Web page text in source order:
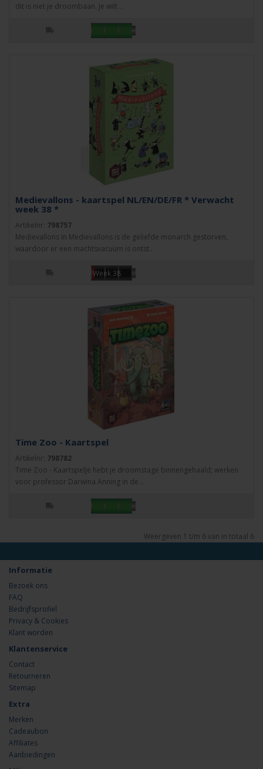
dit is niet je droombaan. Je wilt ..
Medievallons - kaartspel NL/EN/DE/FR * Verwacht
week 38 *
Artikelnr: 798757
Medievallons In Medievallons is de geliefde monarch gestorven,
waardoor er een machtsvacuüm is ontst..
Week 38
Time Zoo - Kaartspel
Artikelnr: 798782
Time Zoo - KaartspelJe hebt je droomstage binnengehaald; werken
voor professor Darwina Anning in de ..
Weergeven 1 t/m 6 van in totaal 6
Informatie
Bezoek ons
FAQ
Bedrijfsprofiel
Privacy & Cookies
Klant worden
Klantenservice
Contact
Retourneren
Sitemap
Extra
Merken
Cadeaubon
Affiliates
Aanbiedingen